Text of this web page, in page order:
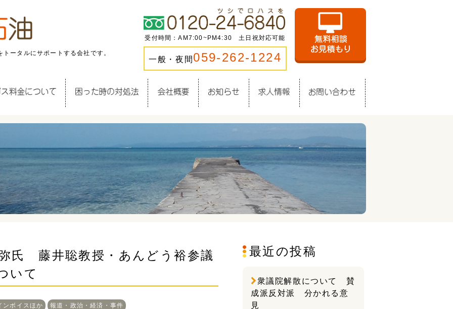
ータルにサポートする会社です。
受付時間：AM7:00~PM4:30 土日祝対応可能
一般・夜間 059-262-1224
氏 藤井聡教授・あんどう裕参議
いて
ボイスほか 報道・政治・経済・事件
最近の投稿
衆議院解散について 賛
成派反対派 分かれる意
見